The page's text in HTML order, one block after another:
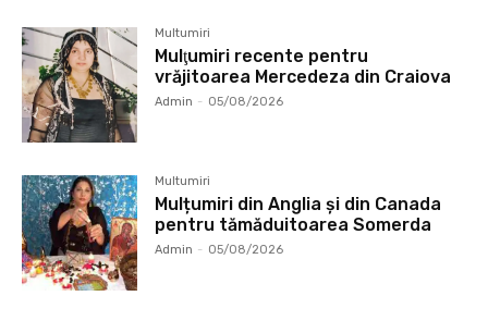
Multumiri
Mulţumiri recente pentru
vrăjitoarea Mercedeza din Craiova
Admin - 05/08/2026
Multumiri
Mulțumiri din Anglia și din Canada
pentru tămăduitoarea Somerda
Admin - 05/08/2026